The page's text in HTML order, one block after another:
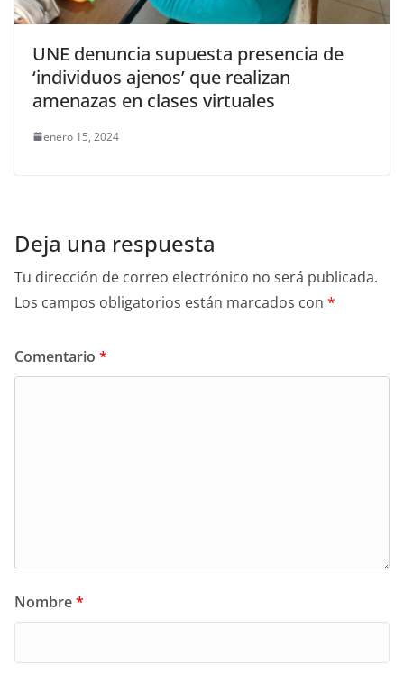
UNE denuncia supuesta presencia de
‘individuos ajenos’ que realizan
amenazas en clases virtuales
enero 15, 2024
Deja una respuesta
Tu dirección de correo electrónico no será publicada.
Los campos obligatorios están marcados con *
Comentario *
Nombre*